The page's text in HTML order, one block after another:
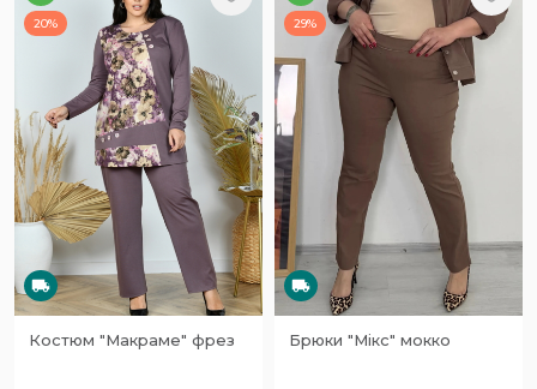
20%
Костюм "Макраме" фрез
29%
Брюки "Мікс" мокко